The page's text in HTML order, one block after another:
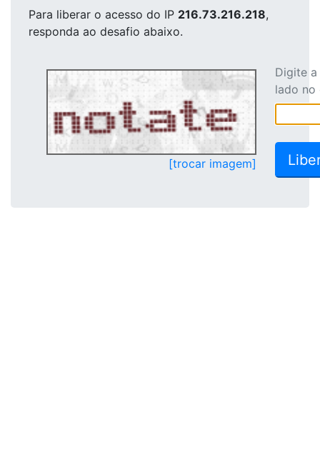
Para liberar o acesso do IP 216.73.216.218,
responda ao desafio abaixo.
[trocar imagem]
Digite
lado no